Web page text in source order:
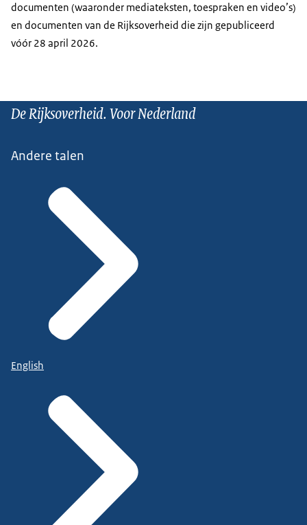
documenten (waaronder mediateksten, toespraken en video’s)
en documenten van de Rijksoverheid die zijn gepubliceerd
vóór 28 april 2026.
De Rijksoverheid. Voor Nederland
Andere talen
English